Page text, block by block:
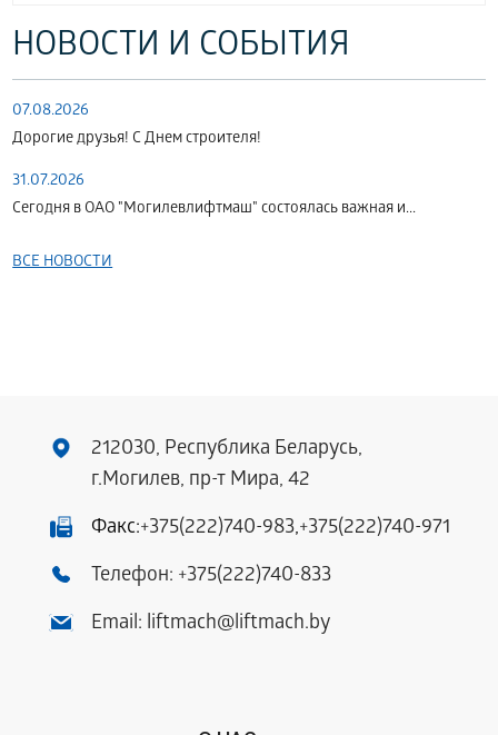
НОВОСТИ И СОБЫТИЯ
07.08.2026
Дорогие друзья! С Днем строителя!
31.07.2026
Сегодня в ОАО "Могилевлифтмаш" состоялась важная и...
ВСЕ НОВОСТИ
212030, Республика Беларусь,
г.Могилев, пр-т Мира, 42
Факс:+375(222)740-983,+375(222)740-971
Телефон: +375(222)740-833
Email: liftmach@liftmach.by